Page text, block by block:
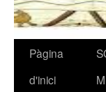
Vés
Pàgina
d'inici